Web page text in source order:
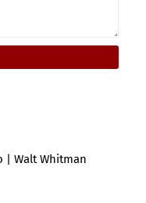
| Walt Whitman